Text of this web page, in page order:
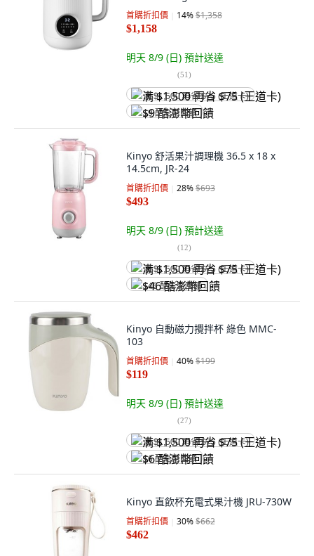
首購折扣價 14%$1,358
$1,158
明天 8/9 (日) 預計送達
(51)
满 $1,500 再省 $75 (王道卡)
$9 酷澎幣回饋
Kinyo 舒活果汁調理機 36.5 x 18 x
14.5cm, JR-24
首購折扣價 28%$693
$493
明天 8/9 (日) 預計送達
(12)
满 $1,500 再省 $75 (王道卡)
$46 酷澎幣回饋
Kinyo 自動磁力攪拌杯 綠色 MMC-
103
首購折扣價 40%$199
$119
明天 8/9 (日) 預計送達
(27)
满 $1,500 再省 $75 (王道卡)
$6 酷澎幣回饋
Kinyo 直飲杯充電式果汁機 JRU-730W
首購折扣價 30%$662
$462